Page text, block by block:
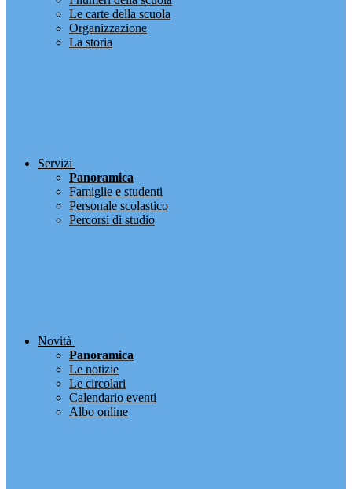
Le carte della scuola
Organizzazione
La storia
Servizi
Panoramica
Famiglie e studenti
Personale scolastico
Percorsi di studio
Novità
Panoramica
Le notizie
Le circolari
Calendario eventi
Albo online